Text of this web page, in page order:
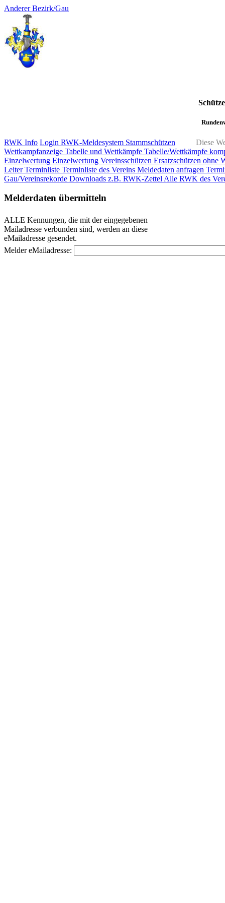
Anderer Bezirk/Gau
Diese
RWK Info Login RWK-Meldesystem Stammschützen
Wettkampfanzeige Tabelle und Wettkämpfe Tabelle/Wettkämpfe
Einzelwertung Einzelwertung Vereinsschützen Ersatzschützen ohne
LeiterTerminliste Terminliste des Vereins Meldedaten anfragen
Gau/Vereinsrekorde Downloads z.B. RWK-Zettel Alle RWK des
Melderdaten übermitteln
ALLE Kennungen, die mit der eingegebenen
Mailadresse verbunden sind, werden an diese
eMailadresse gesendet.
Melder eMailadresse: